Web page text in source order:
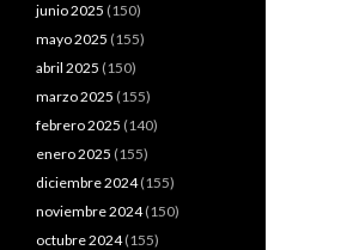
junio 2025 (150)
mayo 2025 (155)
abril 2025 (150)
marzo 2025 (155)
febrero 2025 (140)
enero 2025 (155)
diciembre 2024(155)
noviembre 2024(150)
octubre 2024(155)